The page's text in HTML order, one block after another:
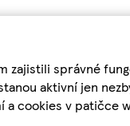
zajistili správné
aktivní jen
a cookies v patičce